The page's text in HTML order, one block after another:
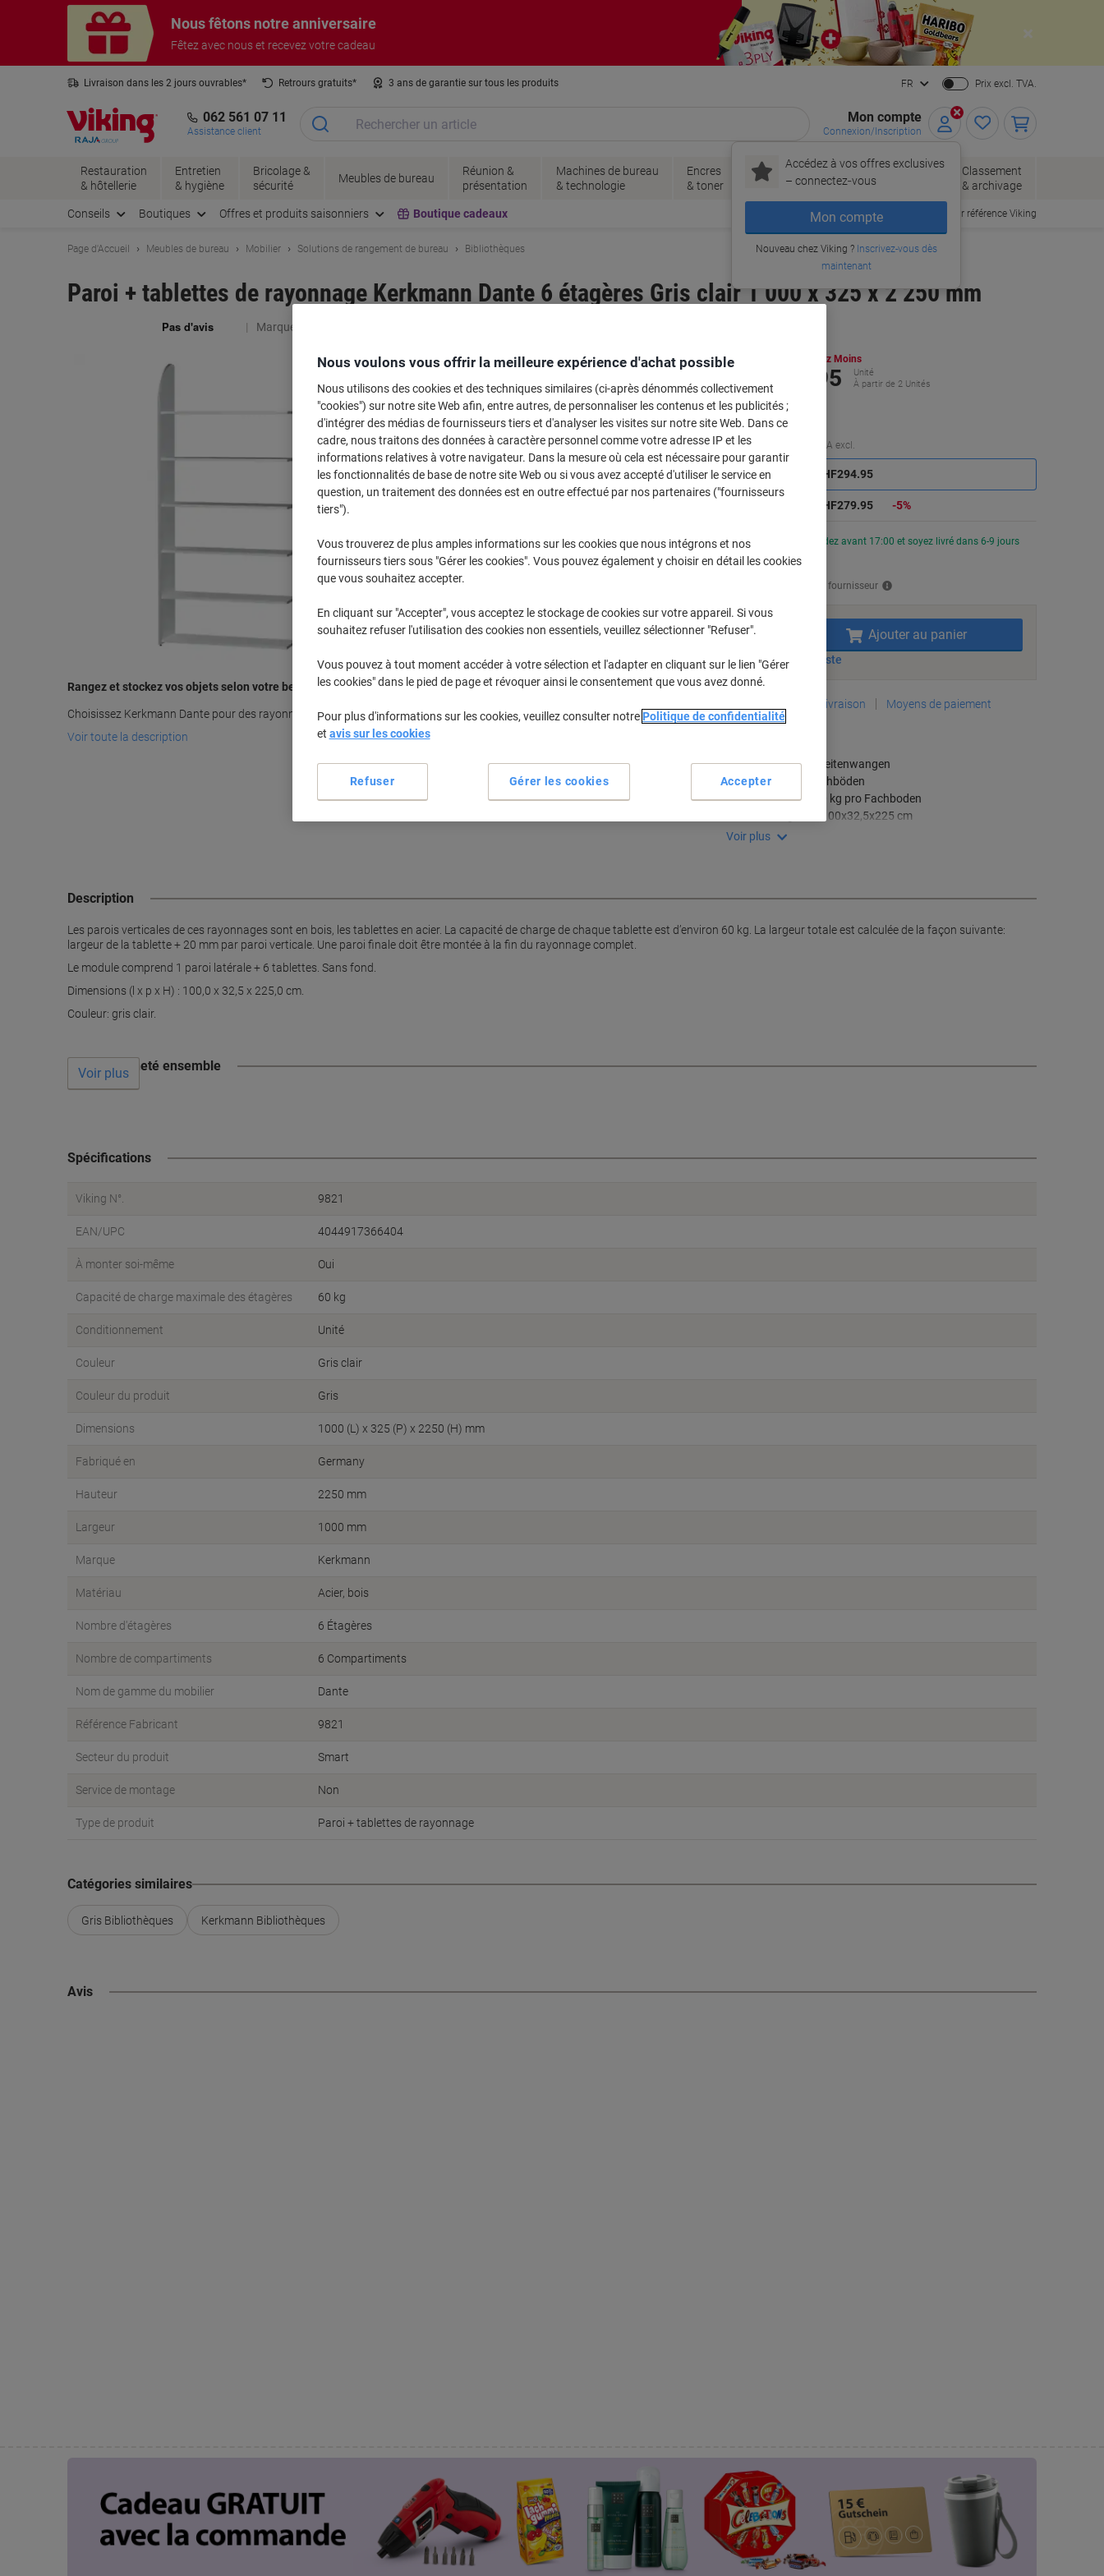
Nous fêtons notre anniversaire
Fêtez avec nous et recevez votre cadeau
Livraison dans les 2 jours ouvrables* Retrours gratuits* 3 ans de garantie sur tous les produits FR Prix excl. TVA.
062 561 07 11
Assistance client
Mon compte
Connexion/Inscription
Accédez à vos offres exclusives
– connectez‑vous
Mon compte
Nouveau chez Viking ?Inscrivez-vous dès
maintenant
Restauration
& hôtellerie
Entretien
& hygiène
Bricolage &
sécurité
Meubles de bureau
Réunion &
présentation
Machines de bureau
& technologie
Encres
& toner
Papier, enveloppes
& emballage
Fournitures
de bureau
Classement
& archivage
Conseils Boutiques Offres et produits saisonniers Boutique cadeaux Commander par référence Viking
Page d'Accueil Meubles de bureau Mobilier Solutions de rangement de bureau Bibliothèques
Paroi + tablettes de rayonnage Kerkmann Dante 6 étagères Gris clair 1 000 x 325 x 2 250 mm
Marque :
Rangez et stockez vos objets selon votre besoin
Choisissez Kerkmann Dante pour des rayonnages individuels et exclusifs.
Voir toute la description
Achetez Plus, Dépensez Moins
CHF279.95
Unité
À partir de 2 Unités
CHF302.63 TVA incl.
Quantité TVA excl.
1Unité CHF294.95
CHF279.95 -5%
En stock
Commandez avant 17:00 et soyez livré dans 6-9 jours
ouvrables
Livraison directe par le fournisseur
Quantité
Ajouter au panier
Ajouter à une liste
Informations de livraison Moyens de paiement
Robuste Holz-Seitenwangen
Stabile Stahlfachböden
Tragkraft bis 60 kg pro Fachboden
Gesamtgröße: 100x32,5x225 cm
Voir plus
Description
Les parois verticales de ces rayonnages sont en bois, les tablettes en acier. La capacité de charge de chaque tablette est d’environ 60 kg. La largeur totale est calculée de la façon suivante:
largeur de la tablette + 20 mm par paroi verticale. Une paroi finale doit être montée à la fin du rayonnage complet.
Le module comprend 1 paroi latérale + 6 tablettes. Sans fond.
Dimensions (l x p x H) : 100,0 x 32,5 x 225,0 cm.
Couleur: gris clair.
Souvent acheté ensemble
Voir plus
Spécifications
Viking N°. 9821
EAN/UPC 4044917366404
À monter soi-même Oui
Capacité de charge maximale des étagères 60 kg
Conditionnement Unité
Couleur Gris clair
Couleur du produit Gris
Dimensions 1000 (L) x 325 (P) x 2250 (H) mm
Fabriqué en Germany
Hauteur 2250 mm
Largeur 1000 mm
Marque Kerkmann
Matériau Acier, bois
Nombre d'étagères 6 Étagères
Nombre de compartiments 6 Compartiments
Nom de gamme du mobilier Dante
Référence Fabricant 9821
Secteur du produit Smart
Service de montage Non
Type de produit Paroi + tablettes de rayonnage
Catégories similaires
Gris Bibliothèques Kerkmann Bibliothèques
Avis
Nous voulons vous offrir la meilleure expérience d'achat possible
Nous utilisons des cookies et des techniques similaires (ci-après dénommés collectivement
"cookies") sur notre site Web afin, entre autres, de personnaliser les contenus et les publicités ;
d'intégrer des médias de fournisseurs tiers et d'analyser les visites sur notre site Web. Dans ce
cadre, nous traitons des données à caractère personnel comme votre adresse IP et les
informations relatives à votre navigateur. Dans la mesure où cela est nécessaire pour garantir
les fonctionnalités de base de notre site Web ou si vous avez accepté d'utiliser le service en
question, un traitement des données est en outre effectué par nos partenaires ("fournisseurs
tiers").
Vous trouverez de plus amples informations sur les cookies que nous intégrons et nos
fournisseurs tiers sous "Gérer les cookies". Vous pouvez également y choisir en détail les cookies
que vous souhaitez accepter.
En cliquant sur "Accepter", vous acceptez le stockage de cookies sur votre appareil. Si vous
souhaitez refuser l'utilisation des cookies non essentiels, veuillez sélectionner "Refuser".
Vous pouvez à tout moment accéder à votre sélection et l'adapter en cliquant sur le lien "Gérer
les cookies" dans le pied de page et révoquer ainsi le consentement que vous avez donné.
Pour plus d'informations sur les cookies, veuillez consulter notre Politique de confidentialité
et avis sur les cookies
Gérer les cookies
Refuser Accepter